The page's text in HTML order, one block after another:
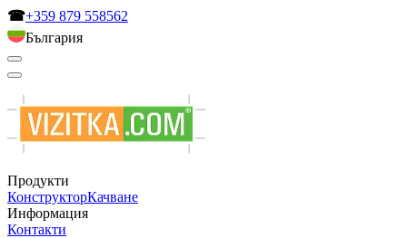
☎+359 879 558562
България
Продукти
КонструкторКачване
Информация
Контакти